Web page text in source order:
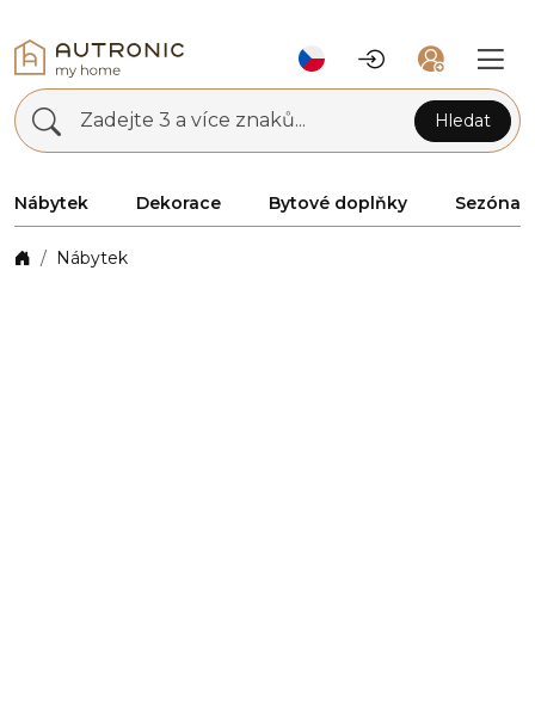
Zadejte 3 a více znaků... Hledat
Nábytek Dekorace Bytové doplňky Sezóna
Nábytek